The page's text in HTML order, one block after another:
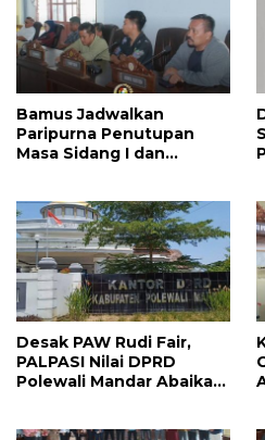
Bamus Jadwalkan
Paripurna Penutupan
Masa Sidang I dan
Siapkan Agenda
Strategis
Desak PAW Rudi Fair,
PALPASI Nilai DPRD
Polewali Mandar Abaikan